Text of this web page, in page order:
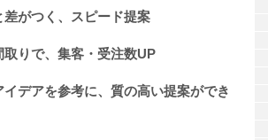
差がつく、スピード提案
取りで、集客・受注数UP
イデアを参考に、質の高い提案ができ